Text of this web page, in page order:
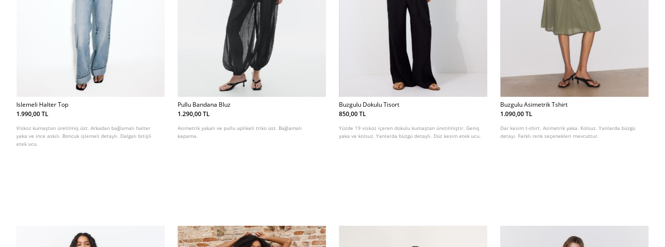
Islemeli Halter Top
1.990,00 TL
Viskoz kumaştan üretilmiş üst. Arkadan bağlamalı halter
yaka ve ince askılı. Boncuk işlemeli detaylı. Dalgalı bitişli
etek ucu.
Pullu Bandana Bluz
1.290,00 TL
Asimetrik yakalı ve pullu aplikeli triko üst. Bağlamalı
kapama.
Buzgulu Dokulu Tisort
850,00 TL
Yüzde 19 viskoz içeren dokulu kumaştan üretilmiştir. Geniş
yaka ve kolsuz. Yanlarda büzgü detaylı. Düz kesim etek ucu.
Buzgulu Asimetrik Tshirt
1.090,00 TL
Dar kesim t-shirt. Asimetrik yaka. Kolsuz. Yanlarda büzgü
detayı. Farklı renk seçenekleri mevcuttur.